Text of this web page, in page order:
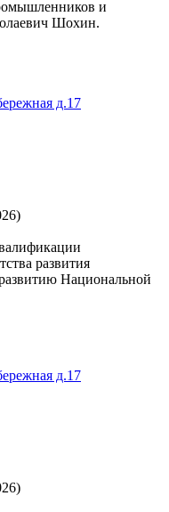
и
Шохин.
д.17
развития
Национальной
д.17